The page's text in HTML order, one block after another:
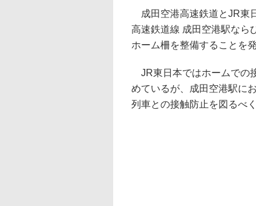
成田空港高速鉄道とJR東
高速鉄道線 成田空港駅なら
ホーム柵を整備することを
JR東日本ではホームでの
めているが、成田空港駅に
列車との接触防止を図るべ